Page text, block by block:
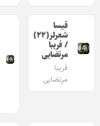
قیسا
شعرلر(۲۲)
/ فریبا
مرتضایی
فریبا
مرتضایی